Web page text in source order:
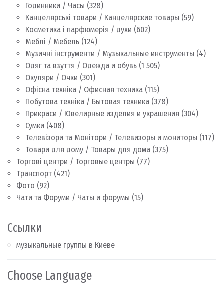
Годинники / Часы (328)
Канцелярські товари / Канцелярские товары (59)
Косметика і парфюмерія / духи (602)
Меблі / Мебель (124)
Музичні інструменти / Музыкальные инструменты (4)
Одяг та взуття / Одежда и обувь (1 505)
Окуляри / Очки (301)
Офісна техніка / Офисная техника (115)
Побутова техніка / Бытовая техника (378)
Прикраси / Ювелирные изделия и украшения (304)
Сумки (408)
Телевізори та Монітори / Телевизоры и мониторы (117)
Товари для дому / Товары для дома (375)
Торгові центри / Торговые центры (77)
Транспорт (421)
Фото (92)
Чати та Форуми / Чаты и форумы (15)
Ссылки
музыкальные группы в Киеве
Choose Language